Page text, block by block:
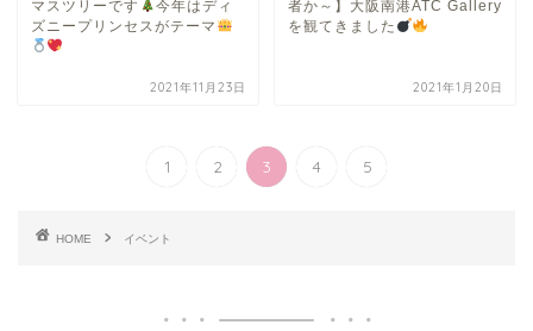
マスツリーです
今年はディ
ズニープリンセスがテーマ
2021年11月23日
者か～】大阪南港ATC Gallery
を観てきました
2021年1月20日
1 2 3 4 5
HOME イベント